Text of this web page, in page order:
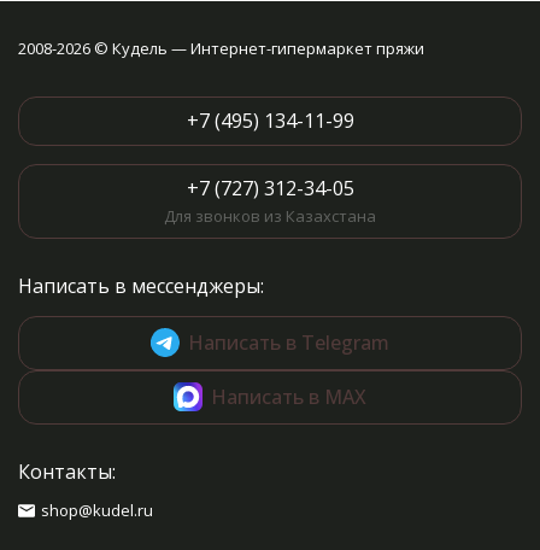
2008-2026 © Кудель — Интернет-гипермаркет пряжи
+7 (495) 134-11-99
+7 (727) 312-34-05
Для звонков из Казахстана
Написать в мессенджеры:
Написать в Telegram
Написать в MAX
Контакты:
shop@kudel.ru